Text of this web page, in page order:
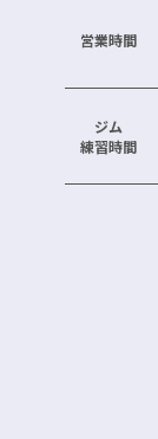
営業時間
ジム
練習時間